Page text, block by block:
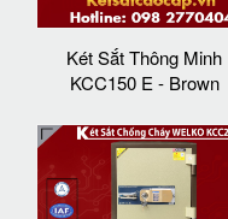
Két Sắt Thông Minh
KCC150 E - Brown